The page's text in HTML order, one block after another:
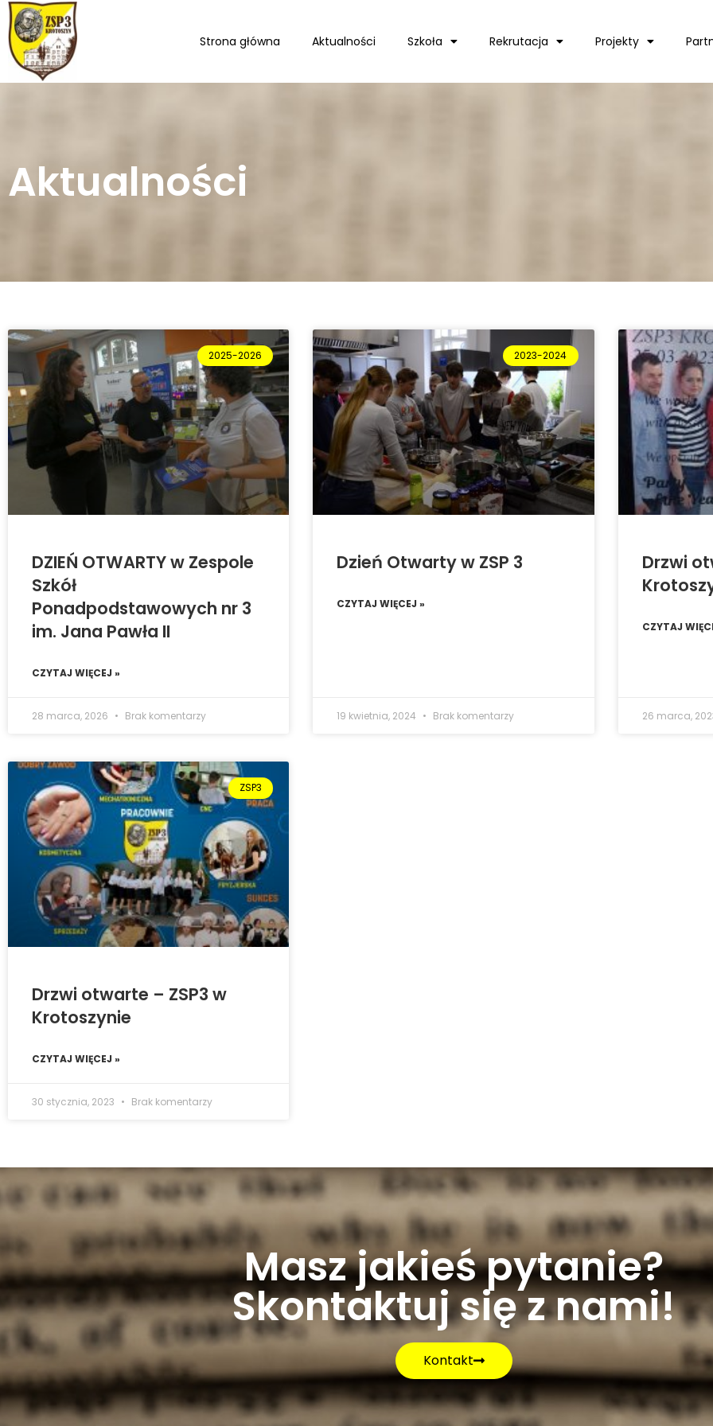
Strona główna Aktualności Szkoła Rekrutacja Projekty
Aktualności
2025-2026
DZIEŃ OTWARTY w Zespole
Szkół
Ponadpodstawowych nr 3
im. Jana Pawła II
CZYTAJ WIĘCEJ »
28 marca, 2026 Brak komentarzy
2023-2024
Dzień Otwarty w ZSP 3
CZYTAJ WIĘCEJ »
19 kwietnia, 2024 Brak komentarzy
Drzwi
CZYTAJ
26 marca,
ZSP3
Drzwi otwarte – ZSP3 w
Krotoszynie
CZYTAJ WIĘCEJ »
30 stycznia, 2023 Brak komentarzy
Masz jakieś pytanie?
Skontaktuj się z nami!
Kontakt